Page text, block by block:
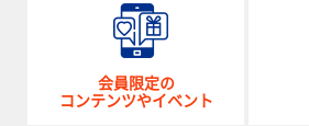
会員限定の
コンテンツやイベント